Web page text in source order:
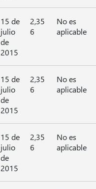
15 de
julio
de
2015
2,35
6
No es
aplicable
15 de
julio
de
2015
2,35
6
No es
aplicable
15 de
julio
de
2015
2,35
6
No es
aplicable